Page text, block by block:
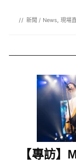
// 新聞 / News, 現場
【專訪